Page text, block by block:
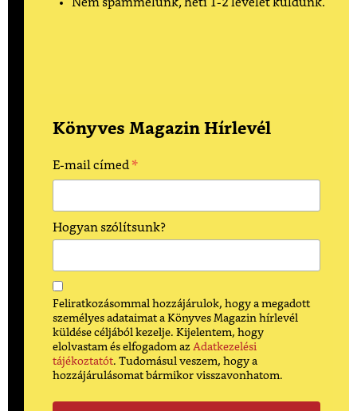
Nem spammelünk, heti 1-2 levelet küldünk.
Könyves Magazin Hírlevél
E-mail címed*
Hogyan szólítsunk?
Feliratkozásommal hozzájárulok, hogy a megadott
személyes adataimat a Könyves Magazin hírlevél
küldése céljából kezelje. Kijelentem, hogy
elolvastam és elfogadom az Adatkezelési
tájékoztatót. Tudomásul veszem, hogy a
hozzájárulásomat bármikor visszavonhatom.